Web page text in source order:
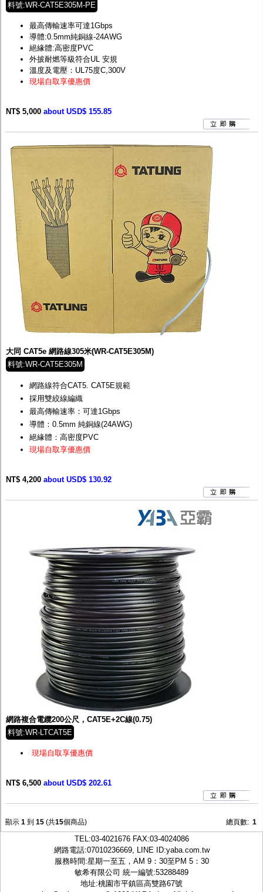
料號:WR-CAT5E305M-PE
最高傳輸速率可達1Gbps
導體:0.5mm純銅線-24AWG
絕緣體:高密度PVC
外披耐燃等級符合UL 安規
溫度及電壓：UL75度C,300V
現場自取享優惠價
NT$ 5,000 about USD$ 155.85
大同 CAT5e 網路線305米(WR-CAT5E305M)
料號:WR-CAT5E305M
網路線符合CAT5. CAT5E規範
採用雙絞線編織
最高傳輸速率：可達1Gbps
導體：0.5mm 純銅線(24AWG)
絕緣體：高密度PVC
現場自取享優惠價
NT$ 4,200 about USD$ 130.92
網路複合電纜200公尺，CAT5E+2C線(0.75)
料號:WR-LTCAT5E
現場自取享優惠價
NT$ 6,500 about USD$ 202.61
顯示 1 到 15 (共15個商品) 總頁數: 1
TEL:03-4021676FAX:03-4024086
網路電話:07010236669, LINE ID:yaba.com.tw
服務時間:星期一至五，AM 9：30至PM 5：30
敏希有限公司 統一編號:53288489
地址:桃園市平鎮區高雙路67號